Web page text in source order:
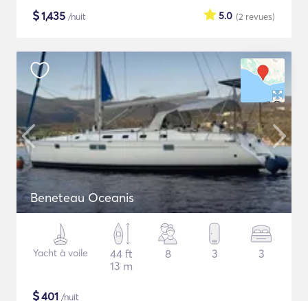
$1,435 /nuit (2 revues)
5.0
Beneteau Oceanis
Yacht à voile
44 ft
13 m
8 3 3
$401 /nuit